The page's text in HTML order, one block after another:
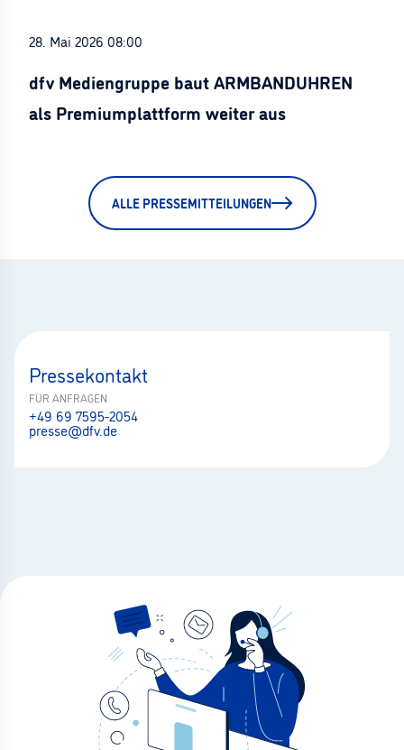
28. Mai 2026 08:00
dfv Mediengruppe baut ARMBANDUHREN
als Premiumplattform weiter aus
ALLE PRESSEMITTEILUNGEN
Pressekontakt
FÜR ANFRAGEN
+49 69 7595-2054
presse@dfv.de